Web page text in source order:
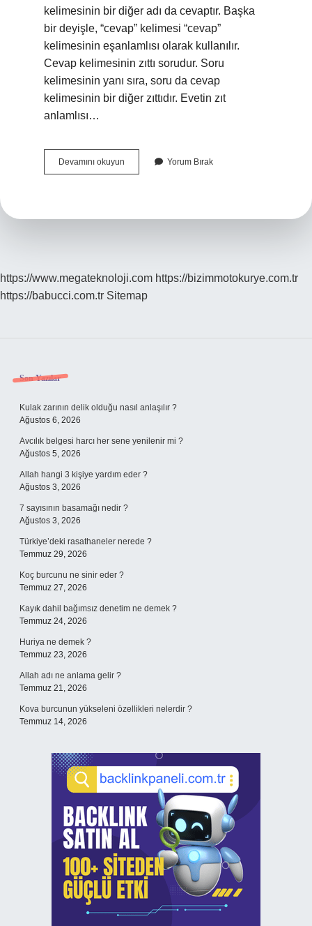
kelimesinin bir diğer adı da cevaptır. Başka
bir deyişle, “cevap” kelimesi “cevap”
kelimesinin eşanlamlısı olarak kullanılır.
Cevap kelimesinin zıttı sorudur. Soru
kelimesinin yanı sıra, soru da cevap
kelimesinin bir diğer zıttıdır. Evetin zıt
anlamlısı…
Devamını okuyun
Zıt
Yorum Bırak
https://www.megateknoloji.com https://bizimmotokurye.com.tr
https://babucci.com.tr Sitemap
Sidebar
Son Yazılar
Kulak zarının delik olduğu nasıl anlaşılır ?
Ağustos 6, 2026
Avcılık belgesi harcı her sene yenilenir mi ?
Ağustos 5, 2026
Allah hangi 3 kişiye yardım eder ?
Ağustos 3, 2026
7 sayısının basamağı nedir ?
Ağustos 3, 2026
Türkiye’deki rasathaneler nerede ?
Temmuz 29, 2026
Koç burcunu ne sinir eder ?
Temmuz 27, 2026
Kayık dahil bağımsız denetim ne demek ?
Temmuz 24, 2026
Huriya ne demek ?
Temmuz 23, 2026
Allah adı ne anlama gelir ?
Temmuz 21, 2026
Kova burcunun yükseleni özellikleri nelerdir ?
Temmuz 14, 2026